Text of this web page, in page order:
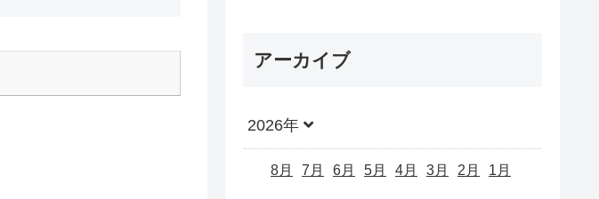
アーカイブ
2026年
8月 7月 6月 5月 4月 3月 2月 1月